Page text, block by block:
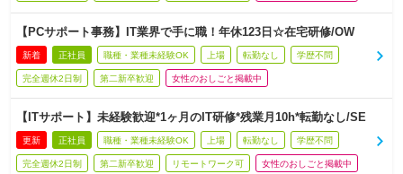
【PCサポート事務】IT業界で手に職！年休123日☆在宅研修/OW
新着 正社員 職種・業種未経験OK 上場 転勤なし 学歴不問
完全週休2日制 第二新卒歓迎 女性のおしごと掲載中
【ITサポート】未経験歓迎*1ヶ月のIT研修*残業月10h*転勤なし/SE
更新 正社員 職種・業種未経験OK 上場 転勤なし 学歴不問
完全週休2日制 第二新卒歓迎 リモートワーク可 女性のおしごと掲載中